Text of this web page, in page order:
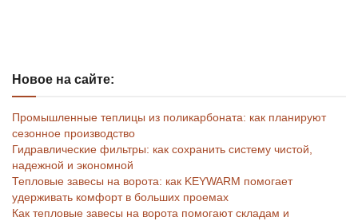
Новое на сайте:
Промышленные теплицы из поликарбоната: как планируют
сезонное производство
Гидравлические фильтры: как сохранить систему чистой,
надежной и экономной
Тепловые завесы на ворота: как KEYWARM помогает
удерживать комфорт в больших проемах
Как тепловые завесы на ворота помогают складам и